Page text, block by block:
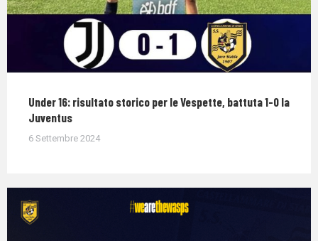
Under 16: risultato storico per le Vespette, battuta 1-0 la
Juventus
6 Settembre 2024